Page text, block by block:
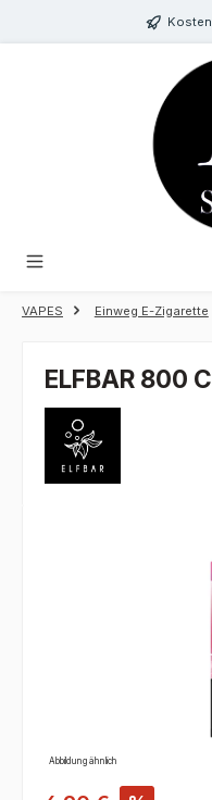
Zum Hauptinhalt springen
VAPES Einweg E-Zigarette
ELFBAR 800
Abbildung ähnlich